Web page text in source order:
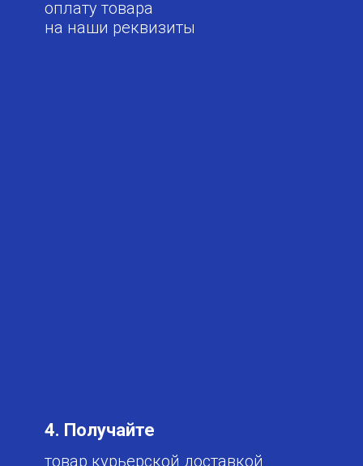
оплату товара
на наши реквизиты
4. Получайте
товар курьерской доставкой